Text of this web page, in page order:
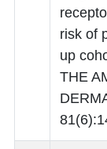
risk of
up
THE